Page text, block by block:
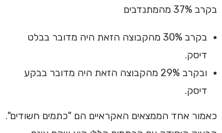
בקרב 37% מהמתנדבים
בקרב 30% מהקבוצה הזאת היה מדובר בבלט
דיסק.
ובקרב 29% מהקבוצה הזאת היה מדובר בבקע
דיסק.
כאמור אחד הממצאים האקראיים הם "כתמים חשודים".